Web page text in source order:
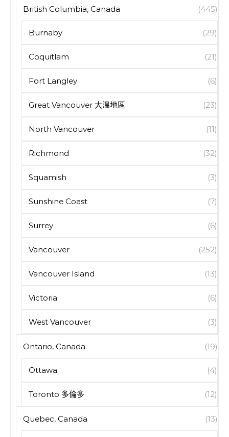
British Columbia, Canada (445)
Burnaby (29)
Coquitlam (21)
Fort Langley (6)
Great Vancouver 大溫地區 (23)
North Vancouver (11)
Richmond (32)
Squamish (3)
Sunshine Coast (7)
Surrey (6)
Vancouver (252)
Vancouver Island (13)
Victoria (6)
West Vancouver (3)
Ontario, Canada (19)
Ottawa (4)
Toronto 多倫多 (12)
Quebec, Canada (13)